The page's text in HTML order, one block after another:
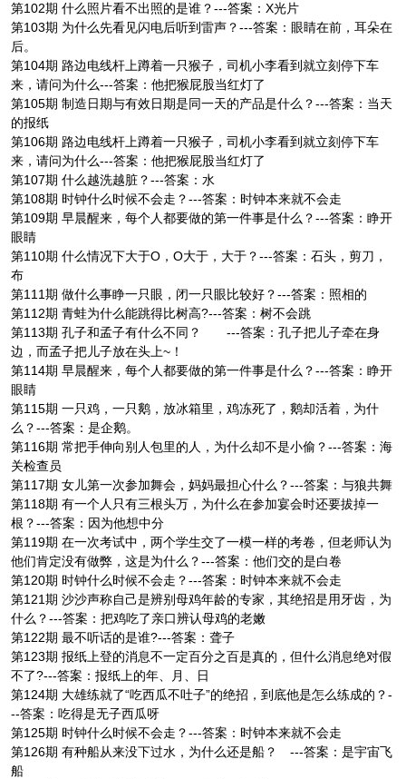
第102期 什么照片看不出照的是谁？---答案：X光片
第103期 为什么先看见闪电后听到雷声？---答案：眼睛在前，耳朵在
后。
第104期 路边电线杆上蹲着一只猴子，司机小李看到就立刻停下车
来，请问为什么---答案：他把猴屁股当红灯了
第105期 制造日期与有效日期是同一天的产品是什么？---答案：当天
的报纸
第106期 路边电线杆上蹲着一只猴子，司机小李看到就立刻停下车
来，请问为什么---答案：他把猴屁股当红灯了
第107期 什么越洗越脏？---答案：水
第108期 时钟什么时候不会走？---答案：时钟本来就不会走
第109期 早晨醒来，每个人都要做的第一件事是什么？---答案：睁开
眼睛
第110期 什么情况下大于O，O大于，大于？---答案：石头，剪刀，
布
第111期 做什么事睁一只眼，闭一只眼比较好？---答案：照相的
第112期 青蛙为什么能跳得比树高?---答案：树不会跳
第113期 孔子和孟子有什么不同？ ---答案：孔子把儿子牵在身
边，而孟子把儿子放在头上~！
第114期 早晨醒来，每个人都要做的第一件事是什么？---答案：睁开
眼睛
第115期 一只鸡，一只鹅，放冰箱里，鸡冻死了，鹅却活着，为什
么？---答案：是企鹅。
第116期 常把手伸向别人包里的人，为什么却不是小偷？---答案：海
关检查员
第117期 女儿第一次参加舞会，妈妈最担心什么？---答案：与狼共舞
第118期 有一个人只有三根头万，为什么在参加宴会时还要拔掉一
根？---答案：因为他想中分
第119期 在一次考试中，两个学生交了一模一样的考卷，但老师认为
他们肯定没有做弊，这是为什么？---答案：他们交的是白卷
第120期 时钟什么时候不会走？---答案：时钟本来就不会走
第121期 沙沙声称自己是辨别母鸡年龄的专家，其绝招是用牙齿，为
什么？---答案：把鸡吃了亲口辨认母鸡的老嫩
第122期 最不听话的是谁?---答案：聋子
第123期 报纸上登的消息不一定百分之百是真的，但什么消息绝对假
不了?---答案：报纸上的年、月、日
第124期 大雄练就了“吃西瓜不吐子”的绝招，到底他是怎么练成的？-
--答案：吃得是无子西瓜呀
第125期 时钟什么时候不会走？---答案：时钟本来就不会走
第126期 有种船从来没下过水，为什么还是船？ ---答案：是宇宙飞
船